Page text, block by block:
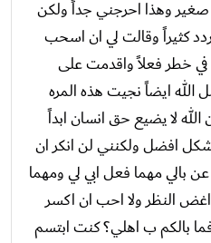
وهذا احرجني جداً ولكن
كثيراً وقالت لي ان اسحب
خطر فعلاً واقدمت على
الله ايضاً نجيت هذه المره
لا يضيع حق انسان ابداً
افضل ولكنني لن انكر ان
بالي مهما فعل ابي لي ومهما
النظر ولا احب ان اكسر
بالكم ب اهلي؟ كنت ابتسم